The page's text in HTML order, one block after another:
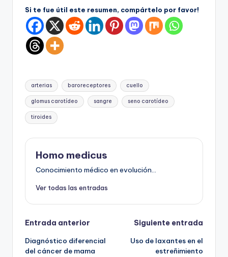
Si te fue útil este resumen, compártelo por favor!
Etiquetas:
arterias baroreceptores cuello
glomus carotídeo sangre seno carotídeo
tiroides
Homo medicus
Conocimiento médico en evolución...
Ver todas las entradas
Navegación
de
Entrada anterior
Diagnóstico diferencial
del cáncer de mama
Siguiente entrada
Uso de laxantes en el
estreñimiento